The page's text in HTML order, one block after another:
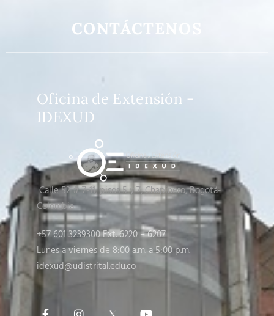
CONTÁCTENOS
Oficina de Extensión -
IDEXUD
Calle 52 # 7-11, pisos 5 y 7, Chapinero, Bogotá-
Colombia
+57 601 3239300 Ext. 6220 – 6207
Lunes a viernes de 8:00 a.m. a 5:00 p.m.
idexud@udistrital.edu.co